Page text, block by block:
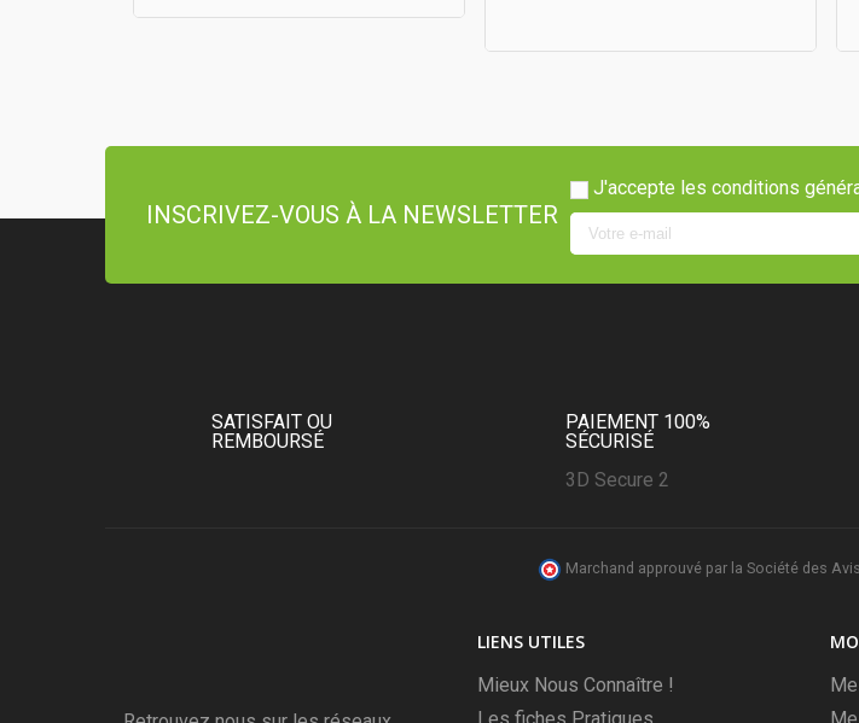
INSCRIVEZ-VOUS À LA NEWSLETTER
J'accepte les conditions
SATISFAIT OU
REMBOURSÉ
PAIEMENT 100%
SÉCURISÉ
3D Secure 2
Marchand approuvé par la Société des
LIENS UTILES
Mieux Nous Connaître !